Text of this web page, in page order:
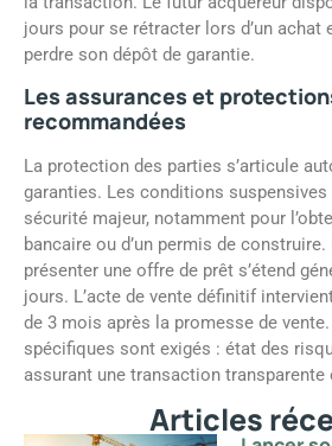
jours pour se rétracter lors d’un achat
perdre son dépôt de garantie.
Les assurances et
recommandées
La protection des parties s’articule
garanties. Les conditions
sécurité majeur, notamment pour
bancaire ou d’un permis de
présenter une offre de prêt s’étend
jours. L’acte de vente définitif
de 3 mois après la promesse de
spécifiques sont exigés : état des
assurant une transaction transparente
Articles